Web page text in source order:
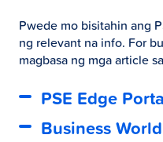
Pwede mo bisitahin ang
ng relevant na info. For
magbasa ng mga article
PSE Edge
Business World